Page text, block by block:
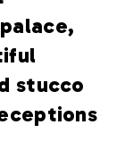
stucco